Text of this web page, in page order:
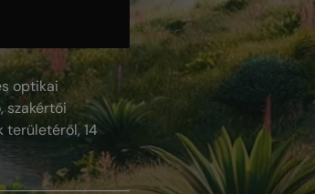
optikai
szakértői
területéről, 14